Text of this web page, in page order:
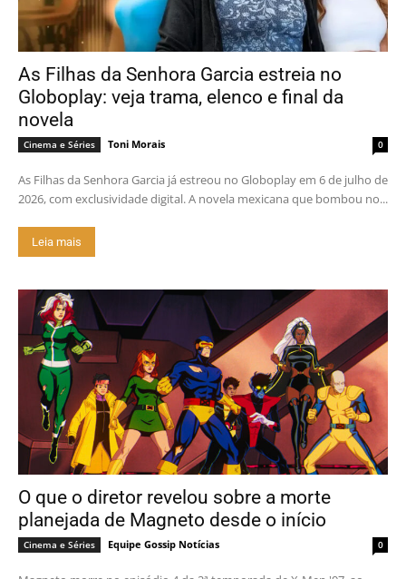
As Filhas da Senhora Garcia estreia no
Globoplay: veja trama, elenco e final da
novela
Cinema e Séries Toni Morais 0
As Filhas da Senhora Garcia já estreou no Globoplay em 6 de julho de
2026, com exclusividade digital. A novela mexicana que bombou no...
Leia mais
O que o diretor revelou sobre a morte
planejada de Magneto desde o início
Cinema e Séries Equipe Gossip Notícias 0